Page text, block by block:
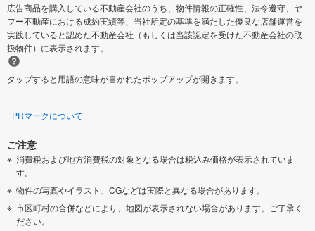
広告商品を購入している不動産会社のうち、物件情報の正確性、法令遵守、ヤ
フー不動産における成約実績等、当社所定の基準を満たした優良な店舗運営を
実践していると認めた不動産会社（もしくは当該認定を受けた不動産会社の取
扱物件）に表示されます。
タップすると用語の意味が書かれたポップアップが開きます。
PRマークについて
ご注意
消費税および地方消費税の対象となる場合は税込み価格が表示されていま
す。
物件の写真やイラスト、CGなどは実際と異なる場合があります。
市区町村の合併などにより、地図が表示されない場合があります。ご了承く
ださい。